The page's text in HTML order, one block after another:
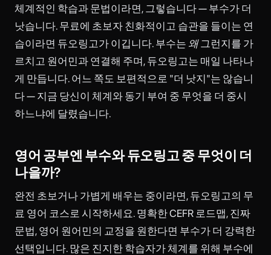
체계적인 학습과 문법이라면, 그렇습니다 — 부수가 더
낫습니다. 무료에 초보자 친화적이고 습관을 들이는 연
습이라면 듀오링고가 이깁니다. 부수는 왜그런지를 가
르치고 원어민과 연결해 주며, 듀오링고는 매일 나타나
게 만듭니다. 어느 쪽도 보편적으로 "더 낫지"는 않습니
다 — 지금 당신이 체계와 동기 부여 중 무엇을 더 중시
하느냐에 달렸습니다.
영어 공부엔 부수와 듀오링고 중 무엇이 더
나을까?
완전 초보거나 가볍게 배우는 중이라면, 듀오링고의 무
료 영어 코스로 시작하세요. 명확한 CEFR 로드맵, 진짜
문법, 영어 원어민의 교정을 원한다면 부수가 더 강력한
선택입니다. 많은 진지한 학습자가 체계를 위해 부수에